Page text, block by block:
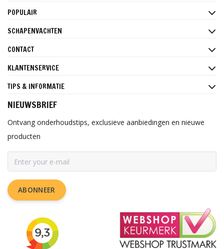
POPULAIR
SCHAPENVACHTEN
CONTACT
KLANTENSERVICE
TIPS & INFORMATIE
NIEUWSBRIEF
Ontvang onderhoudstips, exclusieve aanbiedingen en nieuwe
producten
ABONNEER